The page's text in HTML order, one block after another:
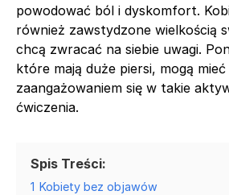
powodować ból i dyskomfort.
również zawstydzone wielkością
chcą zwracać na siebie uwagi.
które mają duże piersi, mogą
zaangażowaniem się w takie
ćwiczenia.
Spis Treści:
1 Kobiety bez objawów